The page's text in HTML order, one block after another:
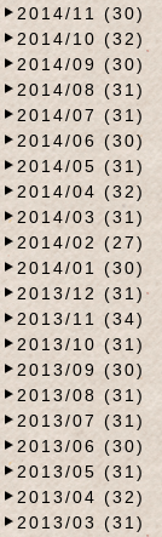
2014/11 (30)
2014/10 (32)
2014/09 (30)
2014/08 (31)
2014/07 (31)
2014/06 (30)
2014/05 (31)
2014/04 (32)
2014/03 (31)
2014/02 (27)
2014/01 (30)
2013/12 (31)
2013/11 (34)
2013/10 (31)
2013/09 (30)
2013/08 (31)
2013/07 (31)
2013/06 (30)
2013/05 (31)
2013/04 (32)
2013/03 (31)